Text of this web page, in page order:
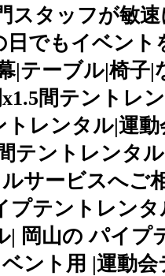
スタッフが敏
日でもイベント
|テーブル|椅子
間テントレ
トレンタル|運
テントレンタ
サービスへご
プテントレン
| 岡山の パイ
ント用 |運動